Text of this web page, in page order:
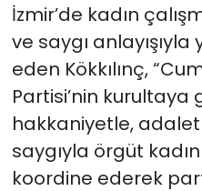
İzmir’de kadın
ve saygı
eden Kökkılınç,
Partisi’nin
hakkaniyetle,
saygıyla örgüt kadın
koordine ederek